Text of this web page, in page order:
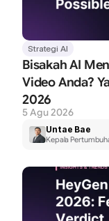
Strategi AI
Bisakah AI
Video Anda?
2026
5 Agu 2026
Untae Bae
Kepala